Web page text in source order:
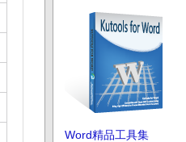
Word精品工具集